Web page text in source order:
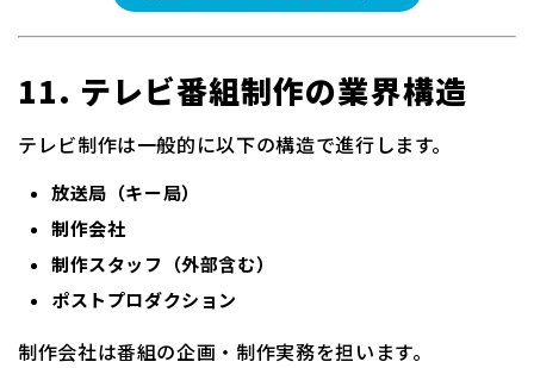
11. テレビ番組制作の業界構造
テレビ制作は一般的に以下の構造で進行します。
放送局（キー局）
制作会社
制作スタッフ（外部含む）
ポストプロダクション
制作会社は番組の企画・制作実務を担います。